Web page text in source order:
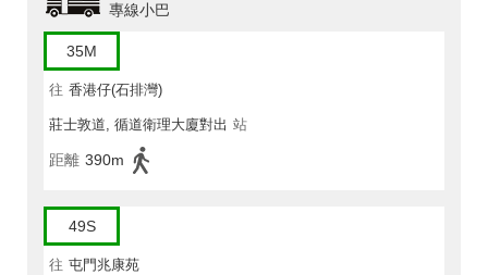
專線小巴
35M
往 香港仔(石排灣)
莊士敦道, 循道衛理大廈對出 站
距離 390m
49S
往 屯門兆康苑